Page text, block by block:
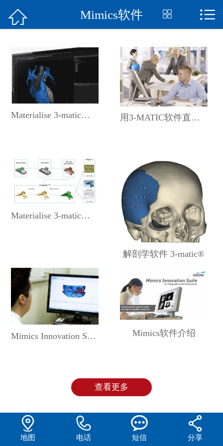
 首页
解决方案
新闻资讯
客户案例
软件知识
在线留言
联系购买
 Mimics软件  
Materialise 3-matic软件 用3-MATIC软件直接对STL进行修改
Materialise 3-matic：让拓扑优化更具吸引力
解剖学软件 3-matic®
Mimics Innovation Suite 软件获得中国NMPA认证 Mimics软件介绍
查看更多

地图

电话

短信

分享